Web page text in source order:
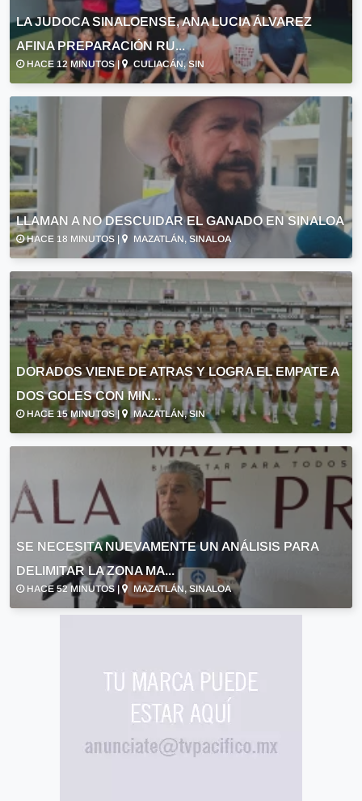
LA JUDOCA SINALOENSE, ANA LUCIA ÁLVAREZ
AFINA PREPARACIÓN RU...
HACE 12 MINUTOS | CULIACÁN, SIN
LLAMAN A NO DESCUIDAR EL GANADO EN SINALOA
HACE 18 MINUTOS | MAZATLÁN, SINALOA
DORADOS VIENE DE ATRAS Y LOGRA EL EMPATE A
DOS GOLES CON MIN...
HACE 15 MINUTOS | MAZATLÁN, SIN
SE NECESITA NUEVAMENTE UN ANÁLISIS PARA
DELIMITAR LA ZONA MA...
HACE 52 MINUTOS | MAZATLÁN, SINALOA